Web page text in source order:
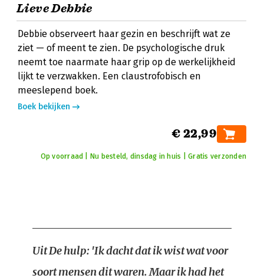
Lieve Debbie
Debbie observeert haar gezin en beschrijft wat ze
ziet — of meent te zien. De psychologische druk
neemt toe naarmate haar grip op de werkelijkheid
lijkt te verzwakken. Een claustrofobisch en
meeslepend boek.
Boek bekijken
€ 22,99
Op voorraad | Nu besteld, dinsdag in huis | Gratis verzonden
Uit De hulp: 'Ik dacht dat ik wist wat voor
soort mensen dit waren. Maar ik had het